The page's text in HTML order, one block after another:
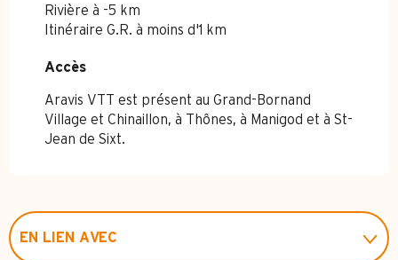
Rivière à -5 km
Itinéraire G.R. à moins d'1 km
Accès
Accès
Aravis VTT est présent au Grand-Bornand
Village et Chinaillon, à Thônes, à Manigod et à St-
Jean de Sixt.
EN LIEN AVEC